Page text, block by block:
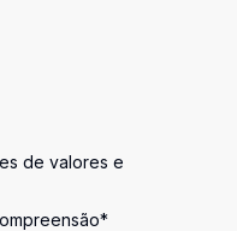
de valores e